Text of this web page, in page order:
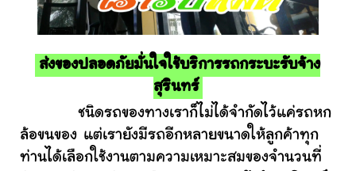
ส่งของปลอดภัยมั่นใจใช้บริการรถกระบะรับจ้าง
สุรินทร์
ชนิดรถของทางเราก็ไม่ได้จำกัดไว้แค่รถหก
ล้อขนของ แต่เรายังมีรถอีกหลายขนาดให้ลูกค้าทุก
ท่านได้เลือกใช้งานตามความเหมาะสมของจำนวนที่